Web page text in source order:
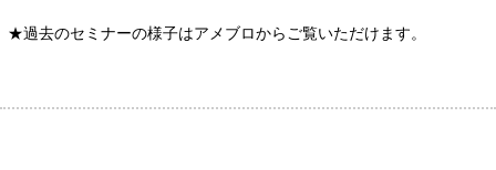
★過去のセミナーの様子はアメブロからご覧いただけます。